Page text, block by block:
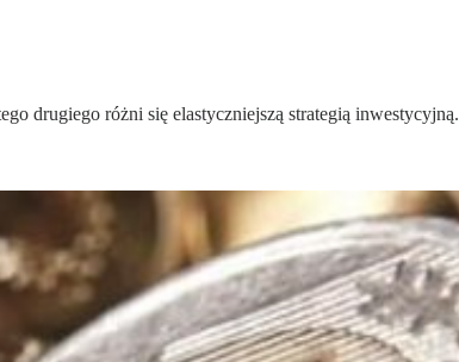
drugiego różni się elastyczniejszą strategią inwestycyjną.